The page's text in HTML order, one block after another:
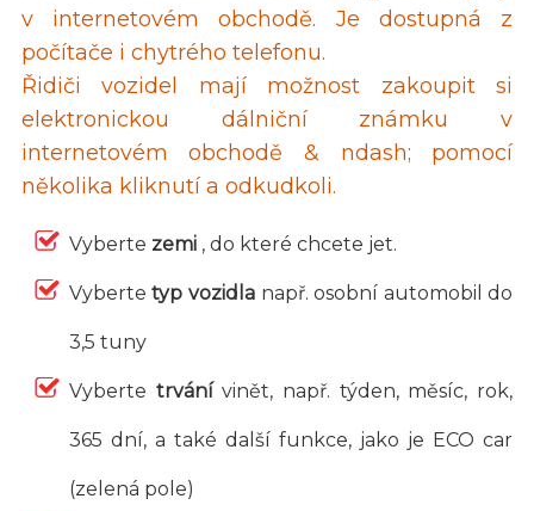
v internetovém obchodě. Je dostupná z
počítače i chytrého telefonu.
Řidiči vozidel mají možnost zakoupit si
elektronickou dálniční známku v
internetovém obchodě & ndash; pomocí
několika kliknutí a odkudkoli.
Vyberte zemi , do které chcete jet.
Vybertetyp vozidla např. osobní automobil do
3,5 tuny
Vyberte trvánívinět, např. týden, měsíc, rok,
365 dní, a také další funkce, jako je ECO car
(zelená pole)